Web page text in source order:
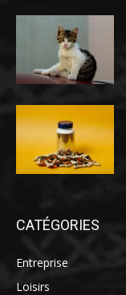
CATÉGORIES
Entreprise
Loisirs